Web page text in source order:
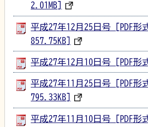
2.01MB]
平成27年12月25日号 [PDF形
857.75KB]
平成27年12月10日号 [PDF形
平成27年11月25日号 [PDF形
795.33KB]
平成27年11月10日号 [PDF形